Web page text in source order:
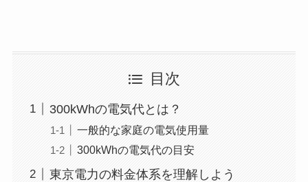
目次
300kWhの電気代とは？
一般的な家庭の電気使用量
300kWhの電気代の目安
東京電力の料金体系を理解しよう